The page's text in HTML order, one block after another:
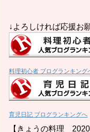
↓よろしければ応援お
料理初心者 ブログランキング
育児日記 ブログランキングへ
【きょうの料理 2020